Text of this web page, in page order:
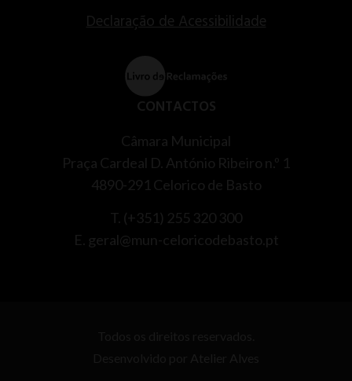
Declaração de Acessibilidade
CONTACTOS
Câmara Municipal
Praça Cardeal D. António Ribeiro n.º 1
4890-291 Celorico de Basto
T. (+351) 255 320 300
E. geral@mun-celoricodebasto.pt